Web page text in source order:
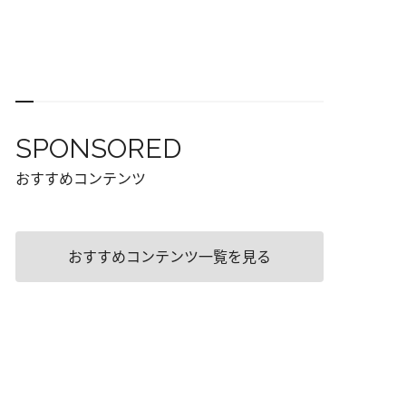
SPONSORED
おすすめコンテンツ
おすすめコンテンツ一覧を見る